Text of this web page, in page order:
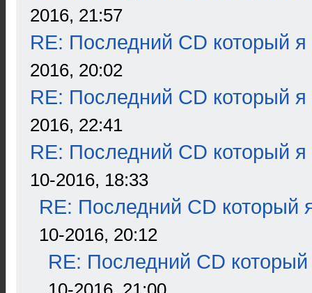
2016, 21:57
RE: Последний CD который я
2016, 20:02
RE: Последний CD который я
2016, 22:41
RE: Последний CD который я
10-2016, 18:33
RE: Последний CD который
10-2016, 20:12
RE: Последний CD который